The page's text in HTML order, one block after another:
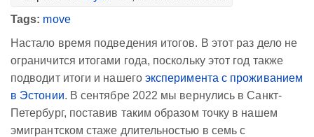
Tags: move
Настало время подведения итогов. В этот раз дело не
ограничится итогами года, поскольку этот год также
подводит итоги и нашего эксперимента с проживанием
в Эстонии. В сентябре 2022 мы вернулись в Санкт-
Петербург, поставив таким образом точку в нашем
эмигрантском стаже длительностью в семь с